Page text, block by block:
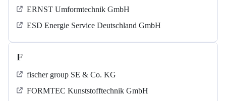
ERNST Umformtechnik GmbH
ESD Energie Service Deutschland GmbH
F
fischer group SE & Co. KG
FORMTEC Kunststofftechnik GmbH